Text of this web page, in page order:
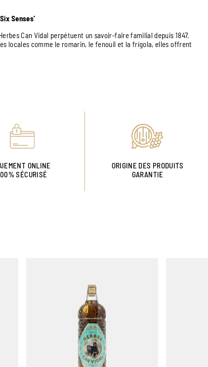
Senses’
Can Vidal perpétuent un savoir-faire familial depuis 1847.
locales comme le romarin, le fenouil et la frígola, elles offrent
ONLINE
SÉCURISÉ
ORIGINE DES PRODUITS
GARANTIE